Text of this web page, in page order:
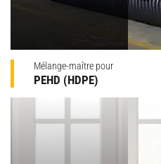
Mélange-maître pour
PEHD (HDPE)